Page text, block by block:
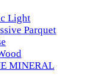
Light
Parquet
MINERAL